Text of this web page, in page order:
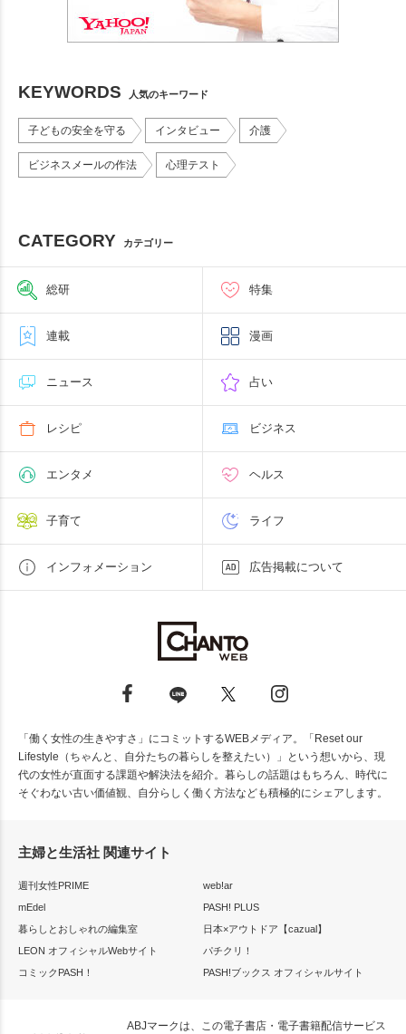
KEYWORDS 人気のキーワード
子どもの安全を守る インタビュー 介護
ビジネスメールの作法 心理テスト
CATEGORY カテゴリー
総研 特集
連載 漫画
ニュース 占い
レシピ ビジネス
エンタメ ヘルス
子育て ライフ
インフォメーション 広告掲載について
「働く女性の生きやすさ」にコミットするWEBメディア。「Reset our
Lifestyle（ちゃんと、自分たちの暮らしを整えたい）」という想いから、現
代の女性が直面する課題や解決法を紹介。暮らしの話題はもちろん、時代に
そぐわない古い価値観、自分らしく働く方法なども積極的にシェアします。
主婦と生活社 関連サイト
週刊女性PRIME
web!ar
mEdel
PASH! PLUS
暮らしとおしゃれの編集室
日本×アウトドア【cazual】
LEON オフィシャルWebサイト
パチクリ！
コミックPASH！
PASH!ブックス オフィシャルサイト
ABJマークは、この電子書店・電子書籍配信サービス